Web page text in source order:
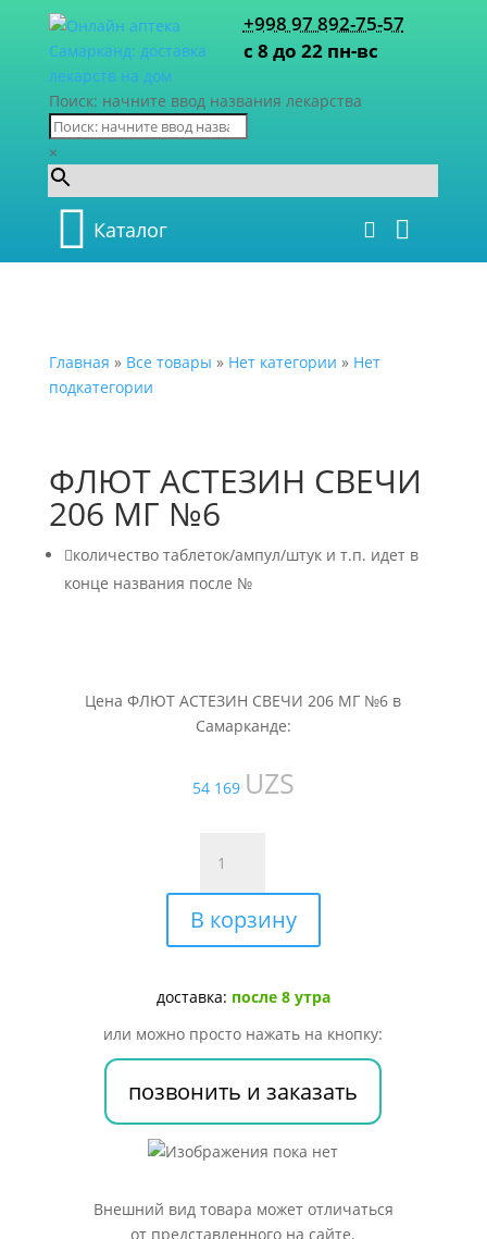
+998 97 892-75-57
с 8 до 22 пн-вс
Поиск: начните ввод названия лекарства
×
Каталог
Главная » Все товары » Нет категории » Нет
подкатегории
ФЛЮТ АСТЕЗИН СВЕЧИ
206 МГ №6
количество таблеток/ампул/штук и т.п. идет в
конце названия после №
Цена ФЛЮТ АСТЕЗИН СВЕЧИ 206 МГ №6 в
Самарканде:
54 169 UZS
товара
ФЛЮТ
АСТЕЗИН
СВЕЧИ
МГ
В корзину
доставка: после 8 утра
или можно просто нажать на кнопку:
позвонить и заказать
Внешний вид товара может отличаться
от представленного на сайте.